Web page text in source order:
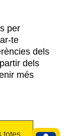
per
te
dels
dels
més
totes